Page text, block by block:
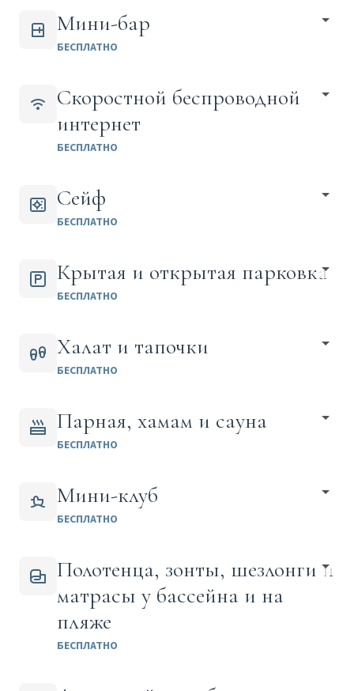
Мини-бар
БЕСПЛАТНО
Скоростной беспроводной
интернет
БЕСПЛАТНО
Сейф
БЕСПЛАТНО
Крытая и открытая парковка
БЕСПЛАТНО
Халат и тапочки
БЕСПЛАТНО
Парная, хамам и сауна
БЕСПЛАТНО
Мини-клуб
БЕСПЛАТНО
Полотенца, зонты, шезлонги и
матрасы у бассейна и на
пляже
БЕСПЛАТНО